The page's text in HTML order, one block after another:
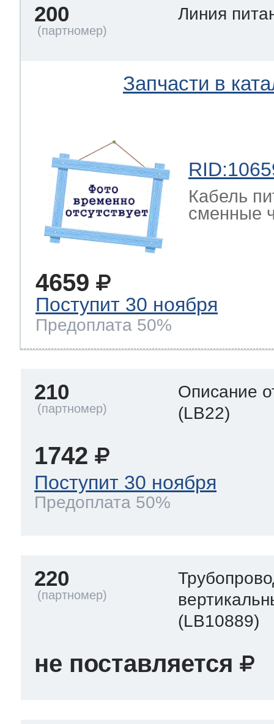
200 Линия
Запчасти в
Кабель
сменные
4659
Поступит 30 ноября
Предоплата 50%
210
Описание
(LB22)
1742
Поступит 30 ноября
Предоплата 50%
220
(LB10889)
не поставляется